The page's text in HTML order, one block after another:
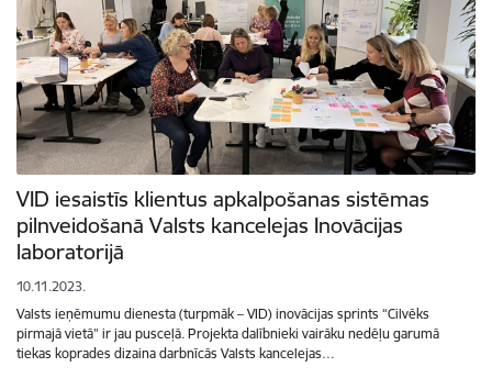
VID iesaistīs klientus apkalpošanas sistēmas
pilnveidošanā Valsts kancelejas Inovācijas
laboratorijā
10.11.2023.
Valsts ieņēmumu dienesta (turpmāk – VID) inovācijas sprints “Cilvēks
pirmajā vietā” ir jau pusceļā. Projekta dalībnieki vairāku nedēļu garumā
tiekas koprades dizaina darbnīcās Valsts kancelejas…